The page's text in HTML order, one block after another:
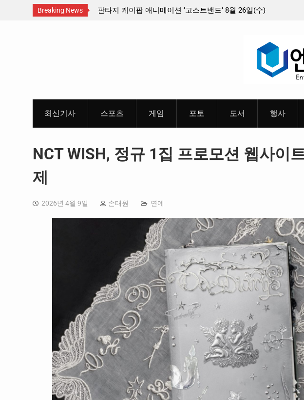
Breaking News
넥트페스티벌 출품 인디
판타지 케이팝 애니메이션 ‘고스트밴드’ 8월 26일(수)
최신기사 스포츠 게임 포토 도서 행사
NCT WISH, 정규 1집 프로모션 웹사이
제
2026년 4월 9일 손태원 연예